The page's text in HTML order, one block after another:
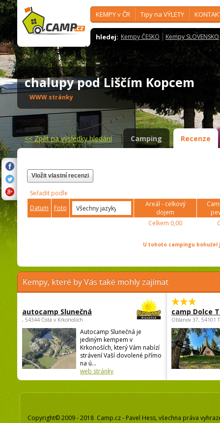
KEMPY v ČR Tipy na VÝLETY
hledej: Kempy ČESKO Kempy SLOVENSKO
chalupy pod Liščím Kopcem
WWW stránky
<<Zpět na výsledky hledání Camping Recenze
Vložit vlastní recenzi
Seřadit podle
Datum
Foto
Areál - celkový
dojem
Celkem 0,00
U tohoto campingu
Kempy, které by Vás také mohly zajímat
autocamp Slunečná
, 54344 Čistá v Krkonoších
Autocamp Slunečná je
jediným kempem v
Krkonoších, který Vám nabízí
strávení Vaší dovolené přímo
na ú...
web stránky
camp Dolce
Oblanov 37, 54101
Copyright© 2009 - 2018 Camp.cz - Pavel Hess, všechna práva